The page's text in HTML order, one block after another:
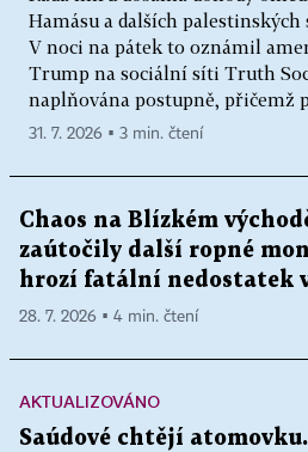
Hamásu a dalších palestinských
V noci na pátek to oznámil
Trump na sociální síti Truth
naplňována postupně, přičemž
31. 7. 2026 ▪ 3 min. čtení
Chaos na Blízkém
zaútočily další ropné
hrozí fatální nedostatek
28. 7. 2026 ▪ 4 min. čtení
AKTUALIZOVÁNO
Saúdové chtějí